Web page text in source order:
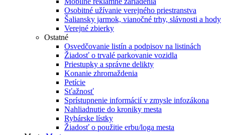
Osobitné užívanie verejného priestranstva
Šaliansky jarmok, vianočné trhy, slávnosti a hody
Verejné zbierky
Ostatné
Osvedčovanie listín a podpisov na listinách
Žiadosť o trvalé parkovanie vozidla
Priestupky a správne delikty
Konanie zhromaždenia
Petície
Sťažnosť
Sprístupnenie informácií v zmysle infozákona
Nahliadnutie do kroniky mesta
Rybárske lístky
Žiadosť o použitie erbu/loga mesta